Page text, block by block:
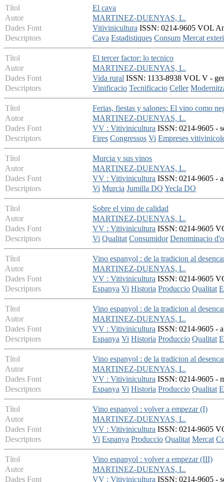
Títol
El cava
Autor
MARTINEZ-DUENYAS, L.
Dades Font
Vitivinicultura ISSN: 0214-9605 VOL
Descriptors
Cava Estadistiques Consum Mercat
Títol
El tercer factor: lo tecnico
Autor
MARTINEZ-DUENYAS, L.
Dades Font
Vida rural ISSN: 1133-8938 VOL V -
Descriptors
Vinificacio Tecnificacio Celler
Títol
Ferias, fiestas y salones: El vino como
Autor
MARTINEZ-DUENYAS, L.
Dades Font
VV : Vitivinicultura ISSN: 0214-9605 -
Descriptors
Fires Congressos Vi Empreses
Títol
Murcia y sus vinos
Autor
MARTINEZ-DUENYAS, L.
Dades Font
VV : Vitivinicultura ISSN: 0214-9605 -
Descriptors
Vi Murcia Jumilla DO Yecla DO
Títol
Sobre el vino de calidad
Autor
MARTINEZ-DUENYAS, L.
Dades Font
VV : Vitivinicultura ISSN: 0214-9605
Descriptors
Vi Qualitat Consumidor Denominacio
Títol
Vino espanyol : de la tradicion al
Autor
MARTINEZ-DUENYAS, L.
Dades Font
VV : Vitivinicultura ISSN: 0214-9605
Descriptors
Espanya Vi Historia Produccio Qualitat
Títol
Vino espanyol : de la tradicion al
Autor
MARTINEZ-DUENYAS, L.
Dades Font
VV : Vitivinicultura ISSN: 0214-9605 -
Descriptors
Espanya Vi Historia Produccio Qualitat
Títol
Vino espanyol : de la tradicion al
Autor
MARTINEZ-DUENYAS, L.
Dades Font
VV : Vitivinicultura ISSN: 0214-9605 -
Descriptors
Espanya Vi Historia Produccio Qualitat
Títol
Vino espanyol : volver a empezar (I)
Autor
MARTINEZ-DUENYAS, L.
Dades Font
VV : Vitivinicultura ISSN: 0214-9605
Descriptors
Vi Espanya Produccio Qualitat Mercat
Títol
Vino espanyol : volver a empezar (III)
Autor
MARTINEZ-DUENYAS, L.
Dades Font
VV : Vitivinicultura ISSN: 0214-9605 -